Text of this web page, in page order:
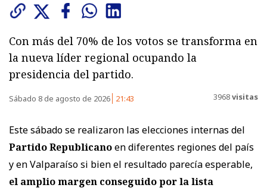
Con más del 70% de los votos se transforma en
la nueva líder regional ocupando la
presidencia del partido.
Sábado 8 de agosto de 2026 21:43 3968visitas
Este sábado se realizaron las elecciones internas del
Partido Republicanoen diferentes regiones del país
y en Valparaíso si bien el resultado parecía esperable,
el amplio margen conseguido por la lista